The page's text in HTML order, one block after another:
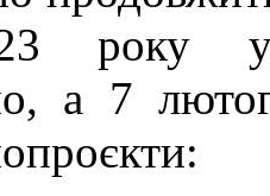
року у
а 7